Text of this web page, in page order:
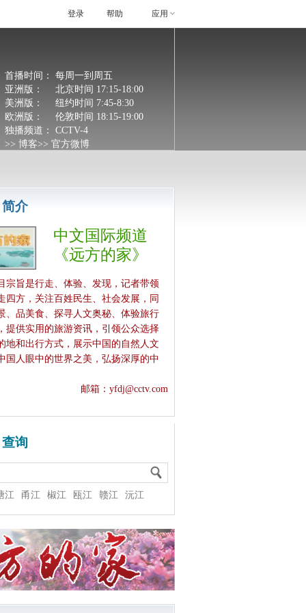
帮助 应用
登录
首播时间：
每周一到周五
亚洲版：
北京时间 17:15-18:00
美洲版：
纽约时间 7:45-8:30
欧洲版：
伦敦时间 18:15-19:00
独播频道：
CCTV-4
>> 博客>> 官方微博
介
中文国际频道
《远方的家》
宗旨是行走、体验、发现，记者带领
四方，关注百姓民生、社会发展，同
、品美食、探寻人文奥秘、体验旅行
提供实用的旅游资讯，引领公众选择
地和出行方式，展示中国的自然人文
国人眼中的世界之美，弘扬深厚的中
邮箱：yfdj@cctv.com
询
江 甬江 椒江 瓯江 赣江 沅江